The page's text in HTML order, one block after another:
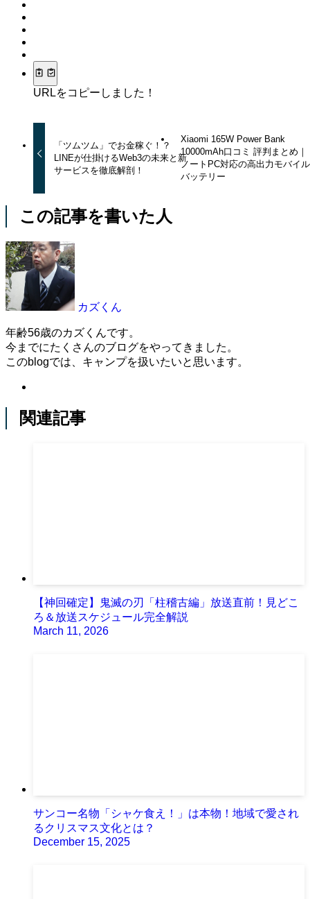
URLをコピーしました！
「ツムツム」でお金稼ぐ！？
LINEが仕掛けるWeb3の未来と新
サービスを徹底解剖！
Xiaomi 165W Power Bank
10000mAh口コミ 評判まとめ｜
ノートPC対応の高出力モバイル
バッテリー
この記事を書いた人
カズくん
年齢56歳のカズくんです。
今までにたくさんのブログをやってきました。
このblogでは、キャンプを扱いたいと思います。
関連記事
【神回確定】鬼滅の刃「柱稽古編」放送直前！見どこ
ろ＆放送スケジュール完全解説
March 11, 2026
サンコー名物「シャケ食え！」は本物！地域で愛され
るクリスマス文化とは？
December 15, 2025